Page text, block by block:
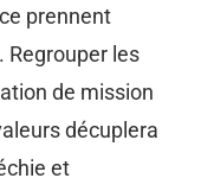
prennent
Regrouper les
de mission
décuplera
et